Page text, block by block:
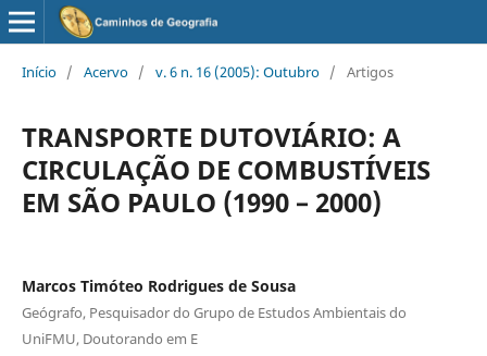
Início / Acervo / v. 6 n. 16 (2005): Outubro / Artigos
TRANSPORTE DUTOVIÁRIO: A
CIRCULAÇÃO DE COMBUSTÍVEIS
EM SÃO PAULO (1990 – 2000)
Marcos Timóteo Rodrigues de Sousa
Geógrafo, Pesquisador do Grupo de Estudos Ambientais do
UniFMU, Doutorando em E